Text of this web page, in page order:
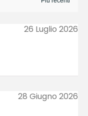
26 Luglio 2026
28 Giugno 2026